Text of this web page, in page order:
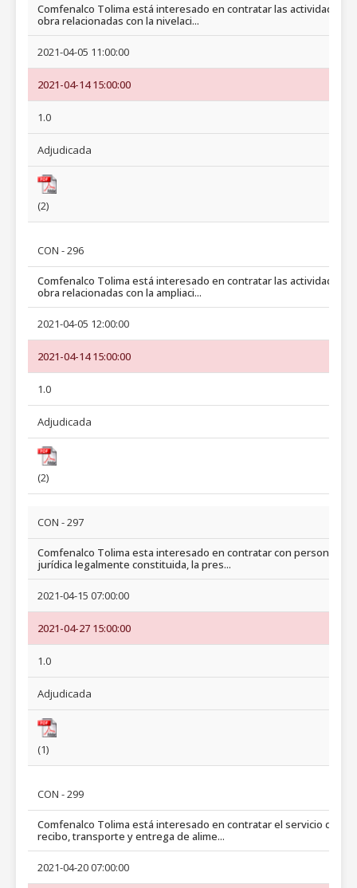
Comfenalco Tolima está interesado en contratar las actividades
obra relacionadas con la nivelaci...
2021-04-05 11:00:00
2021-04-14 15:00:00
1.0
Adjudicada
(2)
CON - 296
Comfenalco Tolima está interesado en contratar las actividades
obra relacionadas con la ampliaci...
2021-04-05 12:00:00
2021-04-14 15:00:00
1.0
Adjudicada
(2)
CON - 297
Comfenalco Tolima esta interesado en contratar con persona
jurídica legalmente constituida, la pres...
2021-04-15 07:00:00
2021-04-27 15:00:00
1.0
Adjudicada
(1)
CON - 299
Comfenalco Tolima está interesado en contratar el servicio de
recibo, transporte y entrega de alime...
2021-04-20 07:00:00